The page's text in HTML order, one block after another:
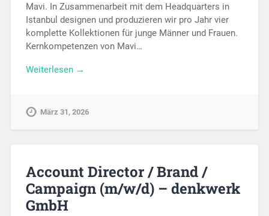
Mavi. In Zusammenarbeit mit dem Headquarters in
Istanbul designen und produzieren wir pro Jahr vier
komplette Kollektionen für junge Männer und Frauen.
Kernkompetenzen von Mavi…
Weiterlesen →
März 31, 2026
Account Director / Brand /
Campaign (m/w/d) – denkwerk
GmbH